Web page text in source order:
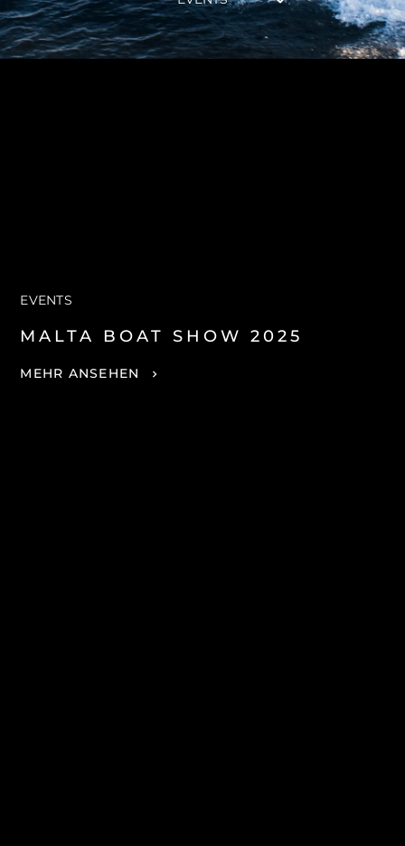
BEWERTEN SIE IHR BOOT
EVENTS
MALTA BOAT SHOW 2025
MEHR ANSEHEN